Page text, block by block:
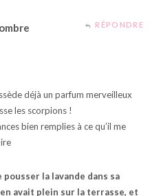
RÉPONDRE
déjà un parfum merveilleux
les scorpions !
bien remplies à ce qu’il me
la lavande dans sa
avait plein sur la terrasse, et